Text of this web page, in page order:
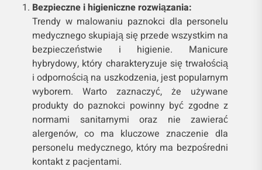
Bezpieczne i higieniczne rozwiązania:
Trendy w malowaniu paznokci dla personelu
medycznego skupiają się przede wszystkim na
bezpieczeństwie i higienie. Manicure
hybrydowy, który charakteryzuje się trwałością
i odpornością na uszkodzenia, jest popularnym
wyborem. Warto zaznaczyć, że używane
produkty do paznokci powinny być zgodne z
normami sanitarnymi oraz nie zawierać
alergenów, co ma kluczowe znaczenie dla
personelu medycznego, który ma bezpośredni
kontakt z pacjentami.